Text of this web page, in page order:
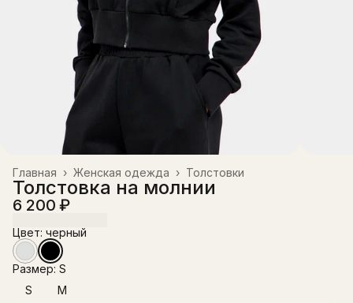
Толстовки
Женская одежда ›
Главная ›
Толстовка на молнии
6 200 ₽
Цвет: черный
Размер: S
S
M